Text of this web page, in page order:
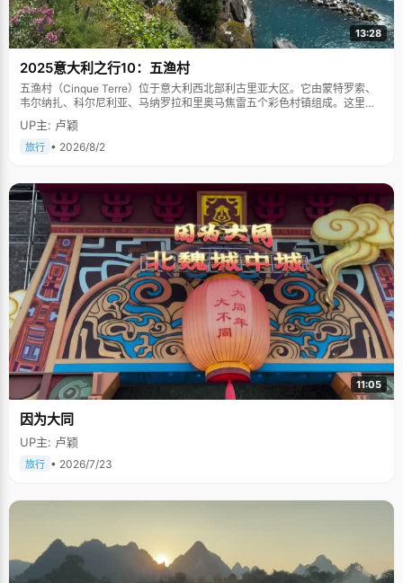
13:28
2025意大利之行10：五渔村
五渔村（Cinque Terre）位于意大利西北部利古里亚大区。它由蒙特罗索、
韦尔纳扎、科尔尼利亚、马纳罗拉和里奥马焦雷五个彩色村镇组成。这里依
山傍海，房屋色彩斑斓，1997年被列为世界文化遗产。
UP主: 卢颖
旅行 • 2026/8/2
11:05
因为大同
UP主: 卢颖
旅行 • 2026/7/23